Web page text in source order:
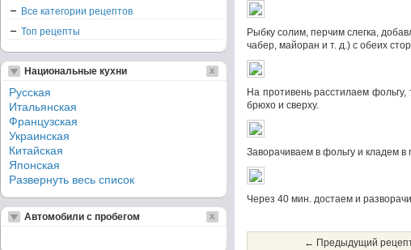
Рыбку солим, перчим слегка,
чабер, майоран и т. д.) с обеих
На противень расстилаем
брюхо и сверху.
Заворачиваем в фольгу и кладем в
Через 40 мин. достаем и
← Предыдущий
Все категории рецептов
Топ рецепты
Национальные кухни
Русская
Итальянская
Французская
Украинская
Китайская
Японская
Развернуть весь список
Автомобили с пробегом